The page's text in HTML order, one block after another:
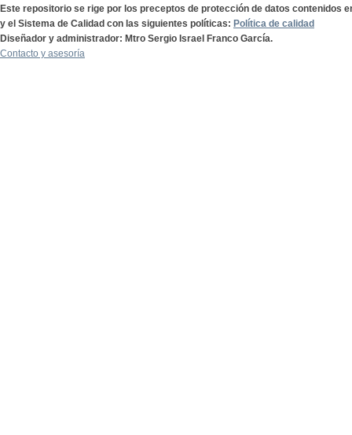
Este repositorio se rige por los preceptos de protección de datos contenidos
y el Sistema de Calidad con las siguientes políticas: Política de calidad
Diseñador y administrador: Mtro Sergio Israel Franco García.
Contacto y asesoría